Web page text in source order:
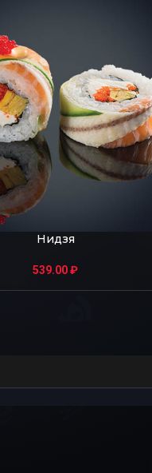
Нидзя
539.00₽